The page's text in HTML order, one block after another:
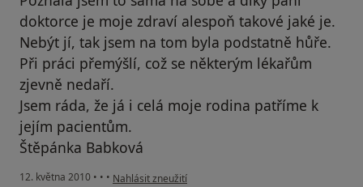
doktorce je moje zdraví alespoň takové jaké je.
Nebýt jí, tak jsem na tom byla podstatně hůře.
Při práci přemýšlí, což se některým lékařům
zjevně nedaří.
Jsem ráda, že já i celá moje rodina patříme k
jejím pacientům.
Štěpánka Babková
12. května 2010 • • • podle názoru uživatele Váš účet byl odstraněn
Nahlásit zneužití